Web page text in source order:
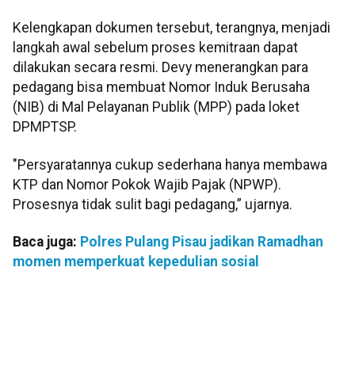
Kelengkapan dokumen tersebut, terangnya, menjadi
langkah awal sebelum proses kemitraan dapat
dilakukan secara resmi. Devy menerangkan para
pedagang bisa membuat Nomor Induk Berusaha
(NIB) di Mal Pelayanan Publik (MPP) pada loket
DPMPTSP.
"Persyaratannya cukup sederhana hanya membawa
KTP dan Nomor Pokok Wajib Pajak (NPWP).
Prosesnya tidak sulit bagi pedagang,” ujarnya.
Baca juga: Polres Pulang Pisau jadikan Ramadhan
momen memperkuat kepedulian sosial